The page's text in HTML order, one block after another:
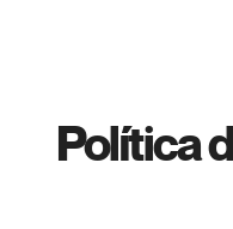
Política